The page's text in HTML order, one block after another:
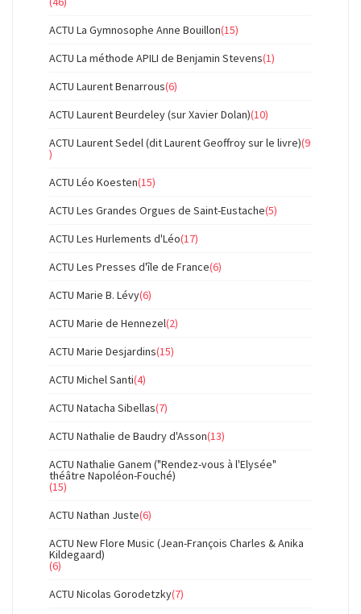
ACTU La Gymnosophe Anne Bouillon(15)
ACTU La méthode APILI de Benjamin Stevens(1)
ACTU Laurent Benarrous(6)
ACTU Laurent Beurdeley (sur Xavier Dolan)(10)
ACTU Laurent Sedel (dit Laurent Geoffroy sur le livre)(9
)
ACTU Léo Koesten(15)
ACTU Les Grandes Orgues de Saint-Eustache(5)
ACTU Les Hurlements d'Léo(17)
ACTU Les Presses d'île de France(6)
ACTU Marie B. Lévy(6)
ACTU Marie de Hennezel(2)
ACTU Marie Desjardins(15)
ACTU Michel Santi(4)
ACTU Natacha Sibellas(7)
ACTU Nathalie de Baudry d'Asson(13)
ACTU Nathalie Ganem ("Rendez-vous à l'Elysée"
théâtre Napoléon-Fouché)
(15)
ACTU Nathan Juste(6)
ACTU New Flore Music (Jean-François Charles & Anika
Kildegaard)
(6)
ACTU Nicolas Gorodetzky(7)